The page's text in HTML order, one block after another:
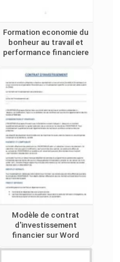
Formation economie du
bonheur au travail et
performance financiere
Modèle de contrat
d'investissement
financier sur Word